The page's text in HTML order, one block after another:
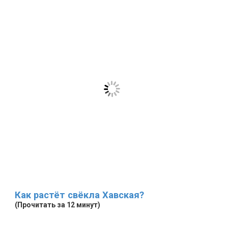
Как растёт свёкла Хавская?
(Прочитать за 12 минут)